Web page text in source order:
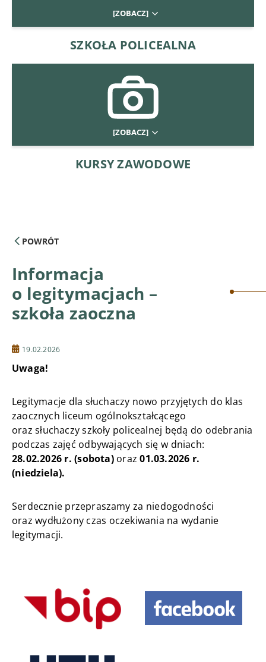
[ZOBACZ]
SZKOŁA POLICEALNA
[ZOBACZ]
KURSY ZAWODOWE
POWRÓT
Informacja
o legitymacjach –
szkoła zaoczna
19.02.2026
Uwaga!
Legitymacje dla słuchaczy nowo przyjętych do klas
zaocznych liceum ogólnokształcącego
oraz słuchaczy szkoły policealnej będą do odebrania
podczas zajęć odbywających się w dniach:
28.02.2026 r. (sobota)oraz01.03.2026 r.
(niedziela).
Serdecznie przepraszamy za niedogodności
oraz wydłużony czas oczekiwania na wydanie
legitymacji.